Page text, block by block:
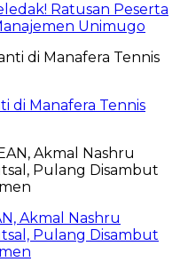
Ratusan Peserta
Unimugo
di Manafera Tennis
Akmal Nashru
Pulang Disambut